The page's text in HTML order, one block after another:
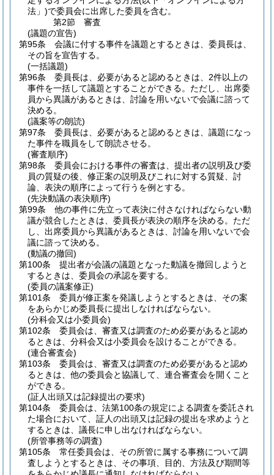
法」)で委員会に出席した委員を含む。
第2節
審査
(議題の宣告)
第95条
会議に付する事件を議題とするときは、委員長は、
その旨を宣告する。
(一括議題)
第96条
委員長は、必要があると認めるときは、2件以上の
事件を一括して議題とすることができる。 ただし、出席委
員から異議があるときは、討論を用いないで会議に諮って
決める。
(議案等の朗読)
第97条
委員長は、必要があると認めるときは、議題になっ
た事件を職員をして朗読させる。
(審査順序)
第98条
委員会における事件の審査は、提出者の説明及び委
員の質疑の後、修正案の説明及びこれに対する質疑、討
論、表決の順序によって行うを例とする。
(先決動議の表決順序)
第99条
他の事件に先立って表決に付さなければならない動
議が競合したときは、委員長が表決の順序を決める。 ただ
し、出席委員から異議があるときは、討論を用いないで会
議に諮って決める。
(動議の撤回)
第100条
提出者が会議の議題となった動議を撤回しようと
するときは、委員会の承認を要する。
(委員の議案修正)
第101条
委員が修正案を発議しようとするときは、その案
をあらかじめ委員長に提出しなければならない。
(分科会又は小委員会)
第102条
委員会は、審査又は調査のため必要があると認め
るときは、分科会又は小委員会を設けることができる。
(連合審査会)
第103条
委員会は、審査又は調査のため必要があると認め
るときは、他の委員会と協議して、連合審査会を開くこと
ができる。
(証人出頭又は記録提出の要求)
第104条
委員会は、法第100条の規定による調査を委託され
た場合において、証人の出頭又は記録の提出を求めようと
するときは、議長に申し出なければならない。
(所管事務等の調査)
第105条
常任委員会は、その所管に属する事務について調
査しようとするときは、その事項、目的、方法及び期間等